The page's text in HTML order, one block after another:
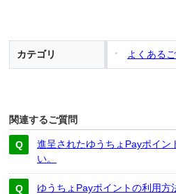
カテゴリ よくある
関連するご質問
進呈されたゆうちょPayポイン
い。
ゆうちょPayポイントの利用方